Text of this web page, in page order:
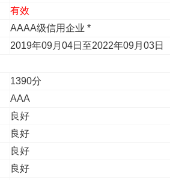
有效
AAAA级信用企业 *
2019年09月04日至2022年09月03日
1390分
AAA
良好
良好
良好
良好